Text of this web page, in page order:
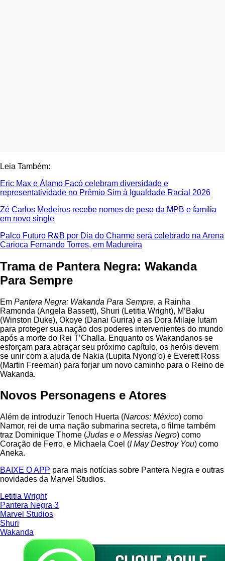
Leia Também:
Eric Max e Álamo Facó celebram diversidade e
representatividade no Prêmio Sim à Igualdade Racial 2026
Zé Carlos Medeiros recebe nomes de peso da MPB e família
em novo single
Palco Futuro R&B por Dia do Charme será celebrado na Arena
Carioca Fernando Torres, em Madureira
Trama de Pantera Negra: Wakanda
Para Sempre
Em Pantera Negra: Wakanda Para Sempre, a Rainha
Ramonda (Angela Bassett), Shuri (Letitia Wright), M’Baku
(Winston Duke), Okoye (Danai Gurira) e as Dora Milaje lutam
para proteger sua nação dos poderes intervenientes do mundo
após a morte do Rei T’Challa. Enquanto os Wakandanos se
esforçam para abraçar seu próximo capítulo, os heróis devem
se unir com a ajuda de Nakia (Lupita Nyong’o) e Everett Ross
(Martin Freeman) para forjar um novo caminho para o Reino de
Wakanda.
Novos Personagens e Atores
Além de introduzir Tenoch Huerta (Narcos: México) como
Namor, rei de uma nação submarina secreta, o filme também
traz Dominique Thorne (Judas e o Messias Negro) como
Coração de Ferro, e Michaela Coel (I May Destroy You) como
Aneka.
BAIXE O APP para mais notícias sobre Pantera Negra e outras
novidades da Marvel Studios.
Letitia Wright
Pantera Negra 3
Marvel Studios
Shuri
Wakanda